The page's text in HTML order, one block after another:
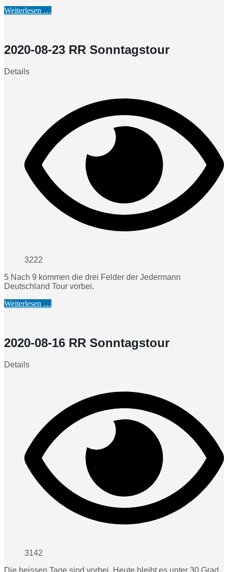
Weiterlesen …
2020-08-23 RR Sonntagstour
Details
3222
5 Nach 9 kommen die drei Felder der Jedermann
Deutschland Tour vorbei.
Weiterlesen …
2020-08-16 RR Sonntagstour
Details
3142